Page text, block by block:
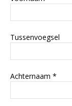
Tussenvoegsel
Achternaam *